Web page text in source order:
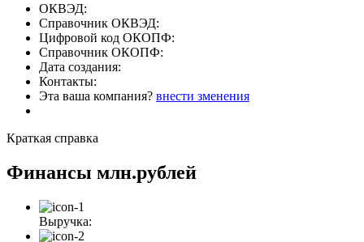
ОКВЭД:
Справочник ОКВЭД:
Цифровой код ОКОПФ:
Справочник ОКОПФ:
Дата создания:
Контакты:
Эта ваша компания? внести зменения
Краткая справка
Финансы млн.рублей
Выручка: